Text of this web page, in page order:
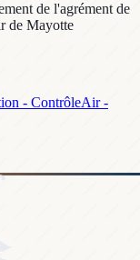
de l'agrément de
de Mayotte
- ContrôleAir -